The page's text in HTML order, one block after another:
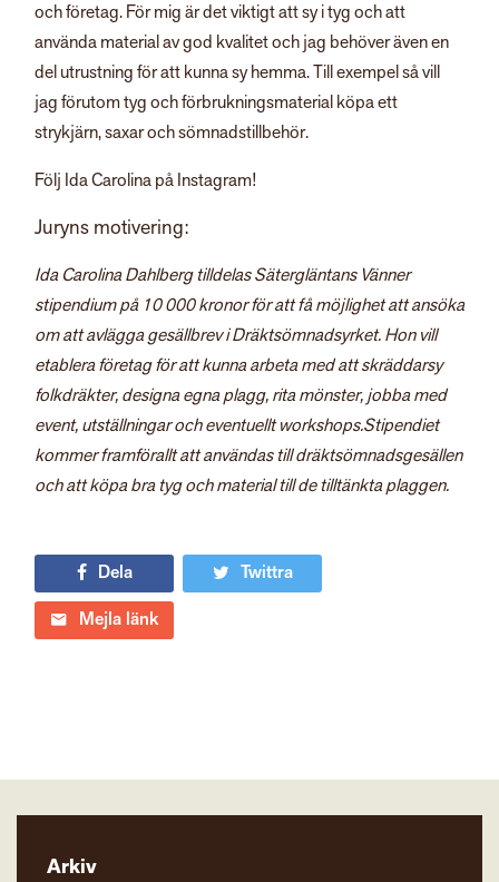
och företag. För mig är det viktigt att sy i tyg och att
använda material av god kvalitet och jag behöver även en
del utrustning för att kunna sy hemma. Till exempel så vill
jag förutom tyg och förbrukningsmaterial köpa ett
strykjärn, saxar och sömnadstillbehör.
Följ Ida Carolina på Instagram!
Juryns motivering:
Ida Carolina Dahlberg tilldelas Sätergläntans Vänner
stipendium på 10 000 kronor för att få möjlighet att ansöka
om att avlägga gesällbrev i Dräktsömnadsyrket. Hon vill
etablera företag för att kunna arbeta med att skräddarsy
folkdräkter, designa egna plagg, rita mönster, jobba med
event, utställningar och eventuellt workshops.Stipendiet
kommer framförallt att användas till dräktsömnadsgesällen
och att köpa bra tyg och material till de tilltänkta plaggen.
Dela
Twittra
Mejla länk
Arkiv